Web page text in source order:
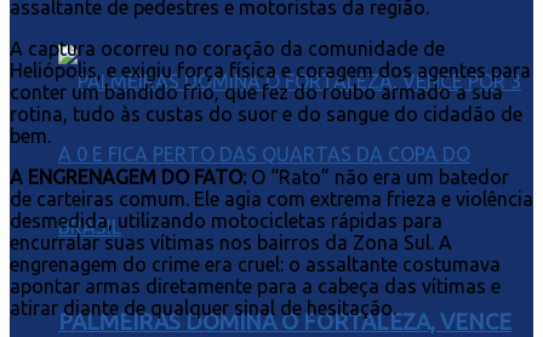
PALMEIRAS DOMINA O FORTALEZA, VENCE
assaltante de pedestres e motoristas da região.
A captura ocorreu no coração da comunidade de
Heliópolis, e exigiu força física e coragem dos agentes para
conter um bandido frio, que fez do roubo armado a sua
rotina, tudo às custas do suor e do sangue do cidadão de
bem.
A ENGRENAGEM DO FATO: O “Rato” não era um batedor
de carteiras comum. Ele agia com extrema frieza e violência
desmedida, utilizando motocicletas rápidas para
encurralar suas vítimas nos bairros da Zona Sul. A
engrenagem do crime era cruel: o assaltante costumava
apontar armas diretamente para a cabeça das vítimas e
atirar diante de qualquer sinal de hesitação.